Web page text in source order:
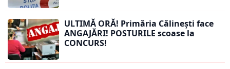
ULTIMĂ ORĂ! Primăria Călinești face
ANGAJĂRI! POSTURILE scoase la
CONCURS!